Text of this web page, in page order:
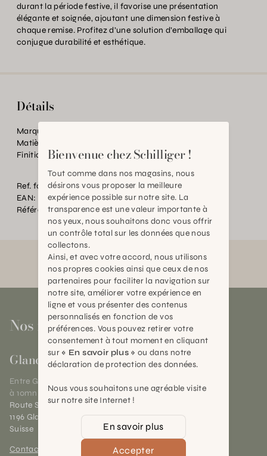
durant la période festive, il favorise une présentation
élégante et soignée, ajoutant une dimension festive à
chaque remise. Profitez d’une solution d’emballage qui
conjugue durabilité et esthétique.
Détails
Marque:
Matière:
Finition:
Poignées en tissu
Ref. fournisseur:
XTUSH-21L
EAN:
2000000604472
Référence:
BT.P91455.0000.0000.0000
Nos magasins
Gland
Entre Genève et Lausanne,
à 10mn de Nyon
Route Suisse 40
1196 Gland (VD)
Suisse
Contact et horaires
Bienvenue chez Schilliger !
Tout comme dans nos magasins, nous
désirons vous proposer la meilleure
expérience possible sur notre site. La
transparence est une valeur importante à
nos yeux, nous souhaitons donc vous offrir
un contrôle total sur les données que nous
collectons.
Ainsi, et avec votre accord, nous utilisons
nos propres cookies ainsi que ceux de nos
partenaires pour faciliter la navigation sur
notre site, améliorer votre expérience en
ligne et vous présenter des contenus
personnalisés en fonction de vos
préférences. Vous pouvez retirer votre
consentement à tout moment en cliquant
sur « En savoir plus » ou dans notre
déclaration de protection des données.
Nous vous souhaitons une agréable visite
sur notre site Internet !
En savoir plus
Accepter